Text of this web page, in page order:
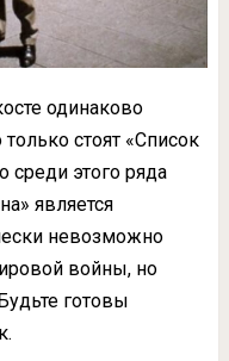
одинаково
стоят «Список
среди этого ряда
является
невозможно
войны, но
готовы